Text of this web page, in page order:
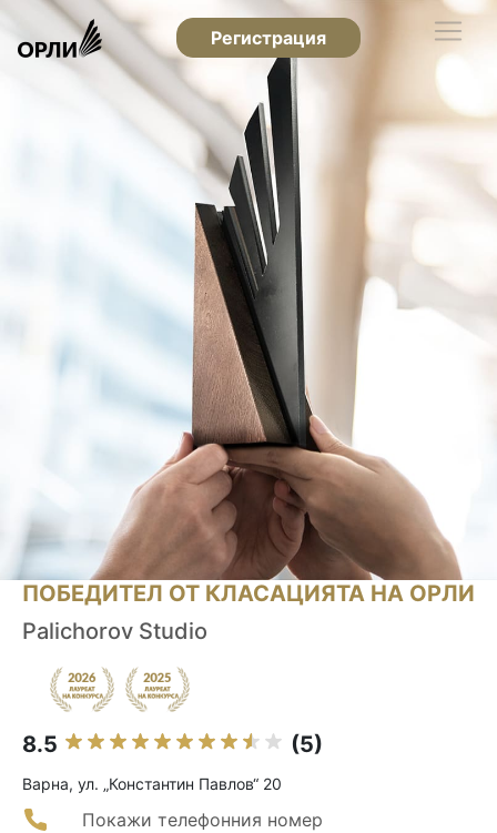
Регистрация
ПОБЕДИТЕЛ ОТ КЛАСАЦИЯТА НА ОРЛИ
Palichorov Studio
8.5 (5)
Варна, ул. „Константин Павлов“ 20
Покажи телефонния номер